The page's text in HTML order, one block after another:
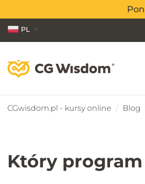
PL
EN
CGwisdom.pl - kursy online Blog
Który